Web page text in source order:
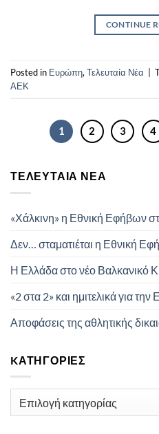
CONTINUE
Posted in Ευρώπη, Τελευταία Νέα
ΑΕΚ
1 2 3 4
ΤΕΛΕΥΤΑΊΑ ΝΈΑ
«Χάλκινη» η Εθνική Εφήβων
Δεν… σταματιέται η Εθνική
Η Ελλάδα στο νέο
«2 στα 2» και ημιτελικά για την
Αποφάσεις της αθλητικής
KΑΤΗΓΟΡΊΕΣ
Kατηγορίες